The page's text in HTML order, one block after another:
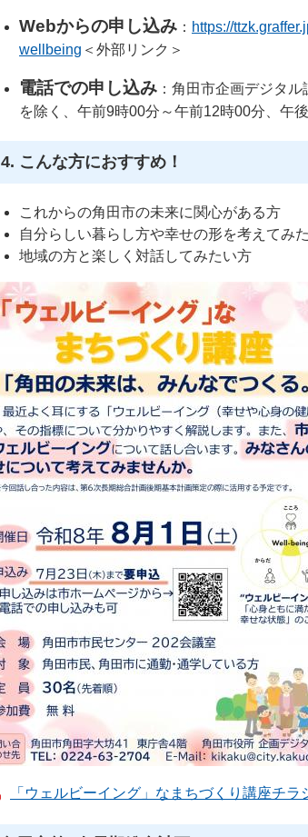
Webからの申し込み ： https://
wellbeing ＜外部リンク＞
電話での申し込み ：角田市企画デジタ
を除く、午前9時00分～午前12時00分、午
4. こんな方におすすめ！
これからの角田市の未来に関心がある方
自分らしい暮らし方や幸せの形を考えてみ
地域の方と楽しく対話してみたい方
「ウェルビーイング」なまちづくり講座チ